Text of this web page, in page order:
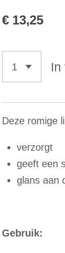
€ 13,25
In
Deze romige
verzorgt
geeft een
glans aan
Gebruik: